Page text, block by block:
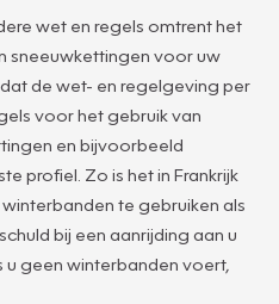
wet en regels omtrent het
sneeuwkettingen voor uw
de wet- en regelgeving per
voor het gebruik van
en bijvoorbeeld
profiel. Zo is het in Frankrijk
te gebruiken als
bij een aanrijding aan u
geen winterbanden voert,